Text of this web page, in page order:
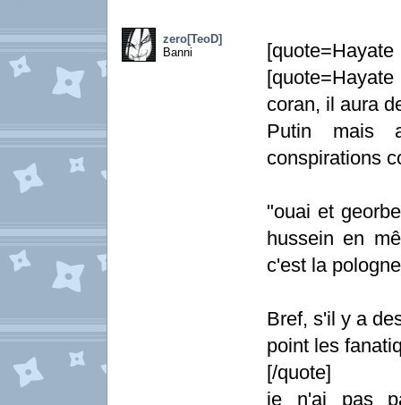
zero[TeoD]
Banni
coran, il aura
Putin mais
conspirations
"ouai et
hussein en
c'est la
Bref, s'il y a
point les
[/quote]
je n'ai pas